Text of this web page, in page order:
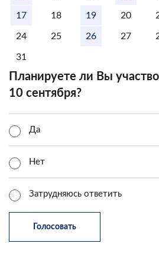
17 18 19 20
24 25 26 27
31
Планируете ли Вы
10 сентября?
Да
Нет
Затрудняюсь ответить